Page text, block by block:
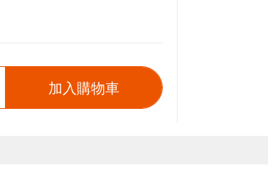
加入購物車